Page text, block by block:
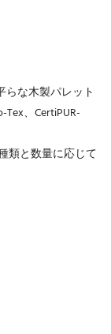
らな木製パレット
Tex、CertiPUR-
類と数量に応じて